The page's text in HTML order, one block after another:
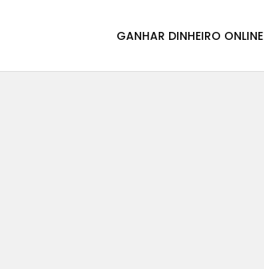
GANHAR DINHEIRO ONLINE